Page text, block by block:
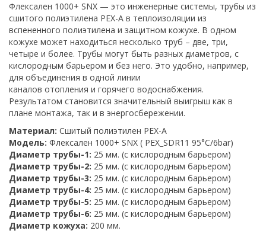
Флексален 1000+ SNX — это инженерные системы, трубы из
сшитого полиэтилена PEX-A в теплоизоляции из
вспененного полиэтилена и защитном кожухе. В одном
кожухе может находиться несколько труб – две, три,
четыре и более. Трубы могут быть разных диаметров, с
кислородным барьером и без него. Это удобно, например,
для объединения в одной линии
каналов отопления и горячего водоснабжения.
Результатом становится значительный выигрыш как в
плане монтажа, так и в энергосбережении.
Материал: Сшитый полиэтилен PEX-A
Модель: Флексален 1000+ SNX ( PEX_SDR11 95°C/6bar)
Диаметр трубы-1: 25 мм. (с кислородным барьером)
Диаметр трубы-2: 25 мм. (с кислородным барьером)
Диаметр трубы-3: 25 мм. (с кислородным барьером)
Диаметр трубы-4: 25 мм. (с кислородным барьером)
Диаметр трубы-5: 25 мм. (с кислородным барьером)
Диаметр трубы-6: 25 мм. (с кислородным барьером)
Диаметр кожуха: 200 мм.